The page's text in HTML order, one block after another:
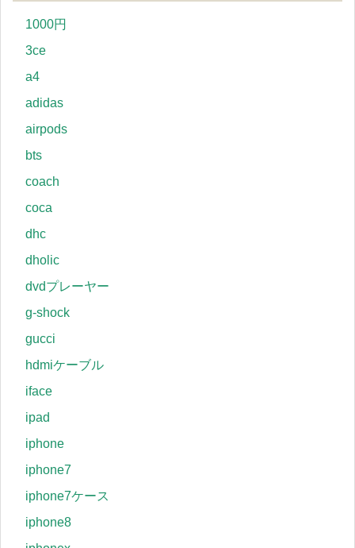
1000円
3ce
a4
adidas
airpods
bts
coach
coca
dhc
dholic
dvdプレーヤー
g-shock
gucci
hdmiケーブル
iface
ipad
iphone
iphone7
iphone7ケース
iphone8